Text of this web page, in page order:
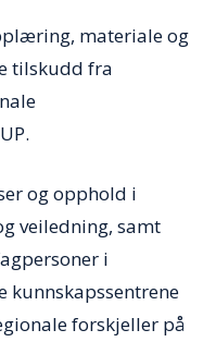
materiale og
tilskudd fra
og opphold i
veiledning, samt
i
kunnskapssentrene
forskjeller på